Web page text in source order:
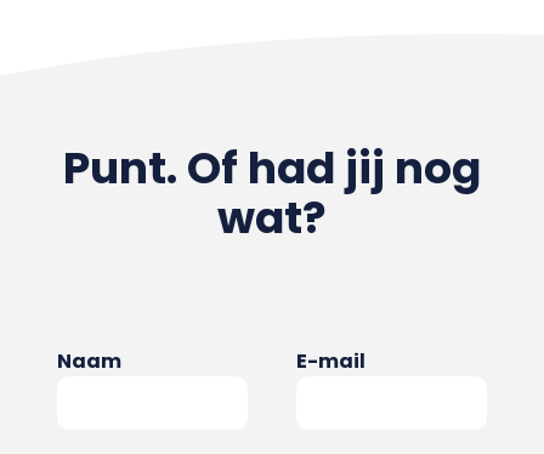
Punt. Of had jij nog
wat?
Naam E-mail